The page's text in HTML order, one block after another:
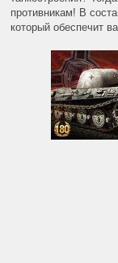
противникам! В
который обеспечит